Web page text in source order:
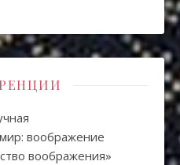
воображение
воображения»